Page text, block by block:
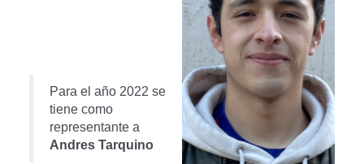
Para el año 2022 se
tiene como
representante a
Andres Tarquino